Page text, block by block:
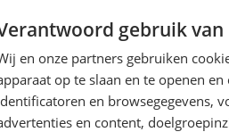
gebruik van
en onze partners gebruiken
op te slaan en te openen
en browsegegevens,
en content,